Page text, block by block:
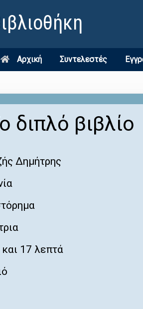
Αρχική Συντελεστές
διπλό βιβλίο
Δημήτρης
17 λεπτά